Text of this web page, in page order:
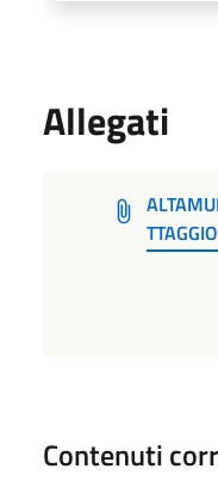
Allegati
Contenuti